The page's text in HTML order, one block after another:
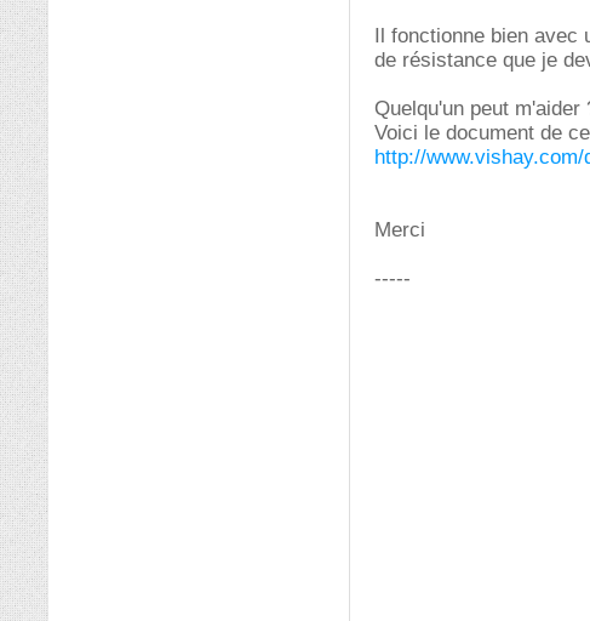
Il fonctionne bien avec
de résistance que je
Quelqu'un peut m'aider
Voici le document de
http://
Merci
-----